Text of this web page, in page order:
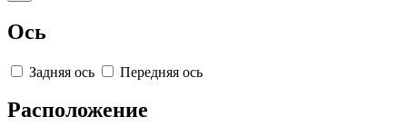
Ось
Задняя ось Передняя ось
Расположение